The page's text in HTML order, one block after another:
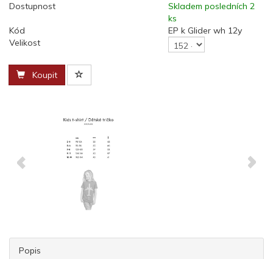
Dostupnost
Skladem posledních 2
ks
Kód
EP k Glider wh 12y
Velikost
Koupit
Popis